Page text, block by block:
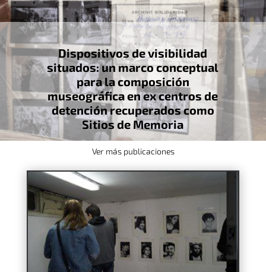
Dispositivos de visibilidad
situados: un marco conceptual
para la composición
museográfica en ex centros de
detención recuperados como
Sitios de Memoria
Ver más publicaciones